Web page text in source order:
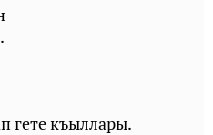
гете къыллары.